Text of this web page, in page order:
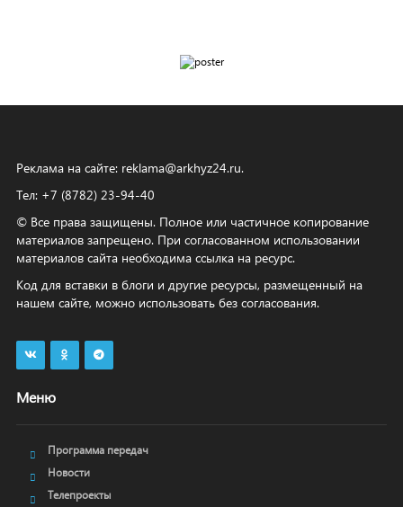
Реклама на сайте: reklama@arkhyz24.ru.
Тел: +7 (8782) 23‑94‑40
© Все права защищены. Полное или частичное копирование
материалов запрещено. При согласованном использовании
материалов сайта необходима ссылка на ресурс.
Код для вставки в блоги и другие ресурсы, размещенный на
нашем сайте, можно использовать без согласования.
Меню
Программа передач
Новости
Телепроекты